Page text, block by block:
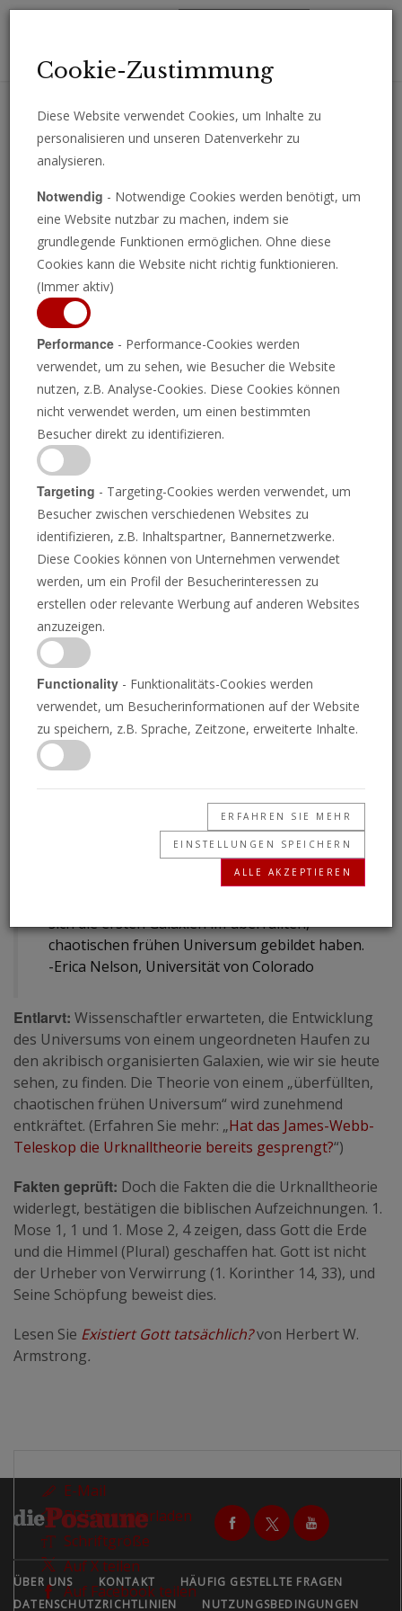
Erhalten Sie wichtige Analysen, Kommentare und Nachrichten
Webb-Teleskop entdeckt
frühe Galaxien
JOSUE MICHELS
D as James-Webb-Weltraumteleskop der NASA
zwei helle Galaxien gefunden, die zwischen 350
Millionen und 450 Millionen Jahren nach der Geburt des
Universums entstanden sein sollen. Die Helligkeit und
die Struktur der Galaxien drohen die mit der
Urknalltheorie verbundenen Annahmen zu widerlegen.
Diese Galaxien hätten sich vielleicht nur 100
Millionen Jahre nach dem Urknall
zusammenfinden müssen. Niemand hatte
erwartet, dass das dunkle Zeitalter so früh
beendet sein würde.
- Garth Illingworth, emeritierter Professor für
Astronomie und Astrophysik an der University of
Unser Team war beeindruckt von der
Möglichkeit, die Form dieser ersten Galaxien zu
messen; ihre ruhigen, geordneten Scheiben
sich die ersten Galaxien im überfüllten,
chaotischen frühen Universum gebildet haben.
-Erica Nelson, Universität von Colorado
Entlarvt: Wissenschaftler erwarteten, die Entwicklung
des Universums von einem ungeordneten Haufen zu
den akribisch organisierten Galaxien, wie wir sie heute
sehen, zu finden. Die Theorie von einem „überfüllten,
chaotischen frühen Universum“ wird zunehmend
entkräftet. (Erfahren Sie mehr: „Hat das James-Webb-
Teleskop die Urknalltheorie bereits gesprengt?“)
Fakten geprüft: Doch die Fakten die die Urknalltheorie
widerlegt, bestätigen die biblischen Aufzeichnungen. 1.
Mose 1, 1 und 1. Mose 2, 4 zeigen, dass Gott die Erde
und die Himmel (Plural) geschaffen hat. Gott ist nicht
der Urheber von Verwirrung (1. Korinther 14, 33), und
Seine Schöpfung beweist dies.
Lesen Sie Existiert Gott tatsächlich?von Herbert W.
Armstrong.
E-Mail
PDF herunterladen
Schriftgröße
Auf X teilen
Auf Facebook teilen
ÜBER UNS KONTAKT
HÄUFIG GESTELLTE FRAGEN
DATENSCHUTZRICHTLINIEN
NUTZUNGSBEDINGUNGEN
Cookie-Zustimmung
Diese Website verwendet Cookies, um Inhalte zu
personalisieren und unseren Datenverkehr zu
analysieren.
Notwendig - Notwendige Cookies werden benötigt, um
eine Website nutzbar zu machen, indem sie
grundlegende Funktionen ermöglichen. Ohne diese
Cookies kann die Website nicht richtig funktionieren.
(Immer aktiv)
Performance - Performance-Cookies werden
verwendet, um zu sehen, wie Besucher die Website
nutzen, z.B. Analyse-Cookies. Diese Cookies können
nicht verwendet werden, um einen bestimmten
Besucher direkt zu identifizieren.
Targeting - Targeting-Cookies werden verwendet, um
Besucher zwischen verschiedenen Websites zu
identifizieren, z.B. Inhaltspartner, Bannernetzwerke.
Diese Cookies können von Unternehmen verwendet
werden, um ein Profil der Besucherinteressen zu
erstellen oder relevante Werbung auf anderen Websites
anzuzeigen.
Functionality - Funktionalitäts-Cookies werden
verwendet, um Besucherinformationen auf der Website
zu speichern, z.B. Sprache, Zeitzone, erweiterte Inhalte.
ERFAHREN SIE MEHR
EINSTELLUNGEN SPEICHERN
ALLE AKZEPTIEREN